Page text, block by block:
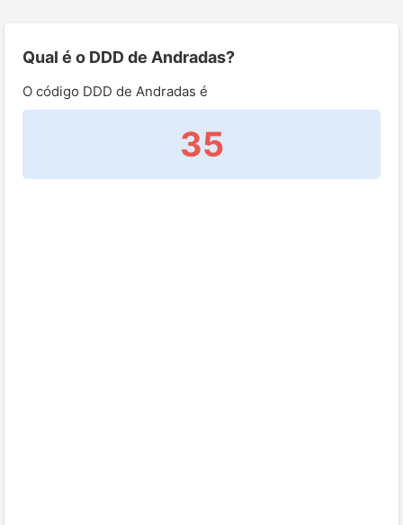
Qual é o DDD de Andradas?
O código DDD de Andradas é
35